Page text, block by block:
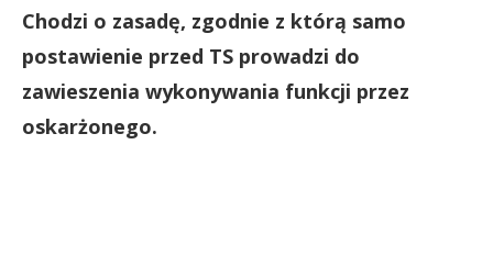
Chodzi o zasadę, zgodnie z którą samo
postawienie przed TS prowadzi do
zawieszenia wykonywania funkcji przez
oskarżonego.